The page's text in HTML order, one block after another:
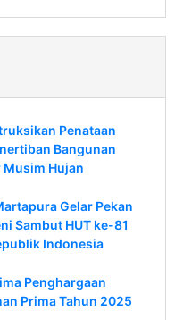
Penataan
Bangunan
Hujan
Gelar Pekan
Sambut HUT ke-81
Indonesia
Penghargaan
Prima Tahun 2025